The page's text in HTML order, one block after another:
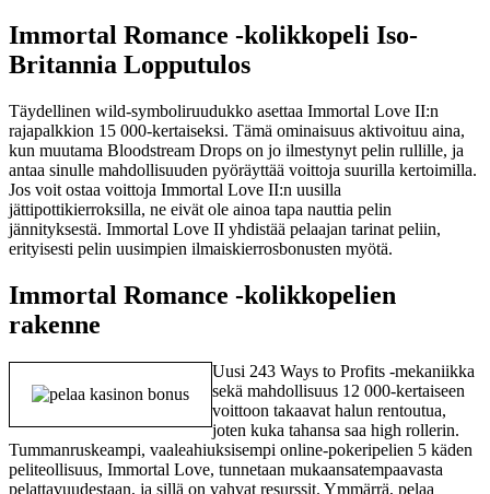
Immortal Romance -kolikkopeli Iso-
Britannia Lopputulos
Täydellinen wild-symboliruudukko asettaa Immortal Love II:n
rajapalkkion 15 000-kertaiseksi. Tämä ominaisuus aktivoituu aina,
kun muutama Bloodstream Drops on jo ilmestynyt pelin rullille, ja
antaa sinulle mahdollisuuden pyöräyttää voittoja suurilla kertoimilla.
Jos voit ostaa voittoja Immortal Love II:n uusilla
jättipottikierroksilla, ne eivät ole ainoa tapa nauttia pelin
jännityksestä. Immortal Love II yhdistää pelaajan tarinat peliin,
erityisesti pelin uusimpien ilmaiskierrosbonusten myötä.
Immortal Romance -kolikkopelien
rakenne
Uusi 243 Ways to Profits -mekaniikka
sekä mahdollisuus 12 000-kertaiseen
voittoon takaavat halun rentoutua,
joten kuka tahansa saa high rollerin.
Tummanruskeampi, vaaleahiuksisempi online-pokeripelien 5 käden
peliteollisuus, Immortal Love, tunnetaan mukaansatempaavasta
pelattavuudestaan, ja sillä on vahvat resurssit. Ymmärrä, pelaa